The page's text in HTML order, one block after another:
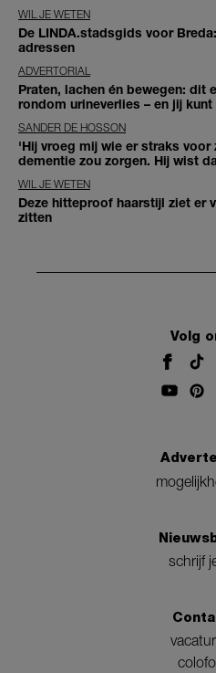
WIL JE WETEN
De LINDA.stadsgids voor
adressen
ADVERTORIAL
Praten, lachen én bewegen: dit
rondom urineverlies – en jij
SANDER DE HOSSON
'Hij vroeg mij wie er straks voor
dementie zou zorgen. Hij wist
WIL JE WETEN
Deze hitteproof haarstijl ziet er
zitten
Volg
schrijf